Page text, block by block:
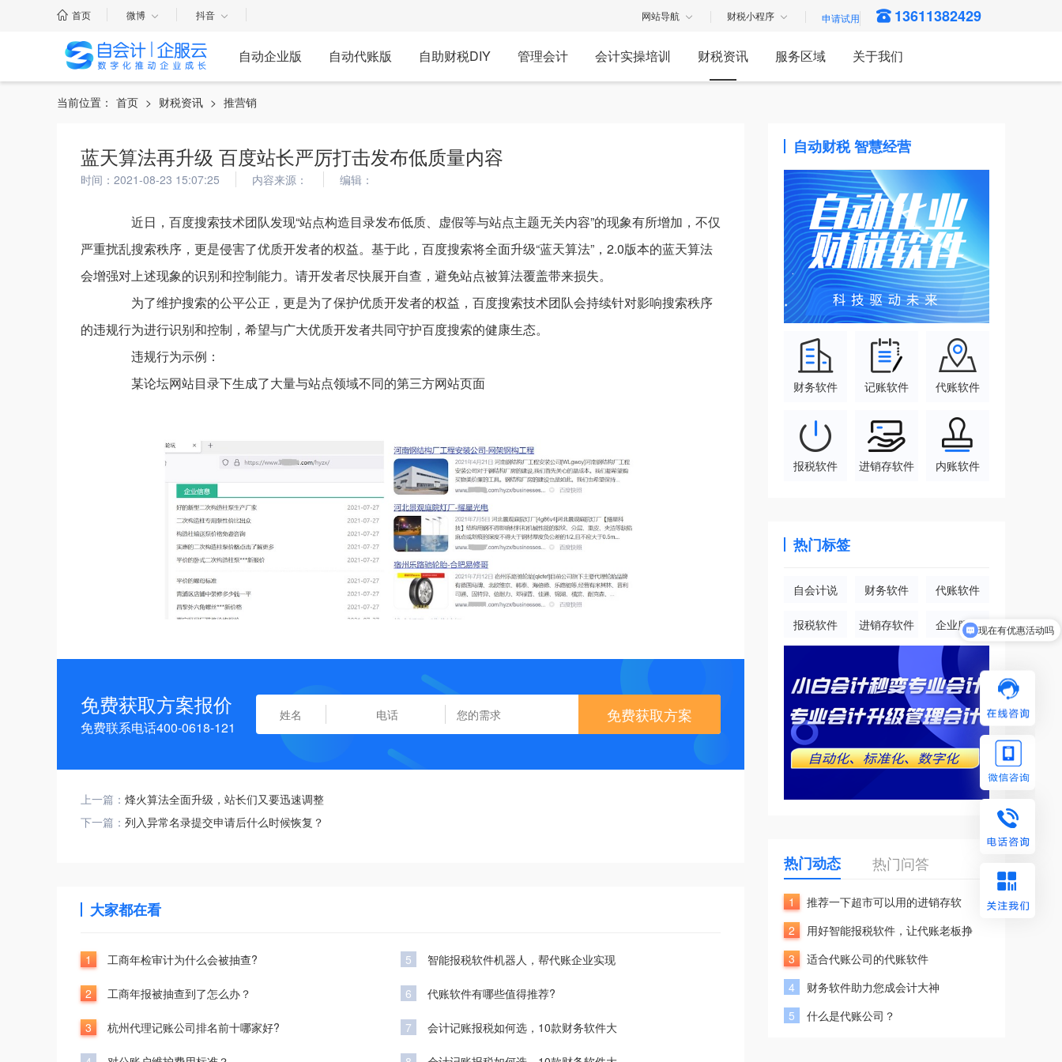
首页 微博 抖音 网站导航 财税小程序 13611382429
自动企业版 自动代账版 自助财税DIY 管理会计 会计实操培训 财税资讯 服务区域 关于我们
当前位置： 首页 > 财税资讯 > 推营销
蓝天算法再升级 百度站长严厉打击发布低质量内容
时间：2021-08-23 15:07:25 内容来源： 编辑：
近日，百度搜索技术团队发现“站点构造目录发布低质、虚假等与站点主题无关内容”的现象有所增加，不仅
严重扰乱搜索秩序，更是侵害了优质开发者的权益。基于此，百度搜索将全面升级“蓝天算法”，2.0版本的蓝天算法
会增强对上述现象的识别和控制能力。请开发者尽快展开自查，避免站点被算法覆盖带来损失。
为了维护搜索的公平公正，更是为了保护优质开发者的权益，百度搜索技术团队会持续针对影响搜索秩序
的违规行为进行识别和控制，希望与广大优质开发者共同守护百度搜索的健康生态。
违规行为示例：
某论坛网站目录下生成了大量与站点领域不同的第三方网站页面
免费获取方案报价
免费联系电话400-0618-121
免费获取方案
上一篇： 烽火算法全面升级，站长们又要迅速调整
下一篇： 列入异常名录提交申请后什么时候恢复？
大家都在看
1 工商年检审计为什么会被抽查?
2 工商年报被抽查到了怎么办？
3 杭州代理记账公司排名前十哪家好?
5 智能报税软件机器人，帮代账企业实现
6 代账软件有哪些值得推荐?
7 会计记账报税如何选，10款财务软件大
自动财税 智慧经营
财务软件 记账软件 代账软件
报税软件 进销存软件 内账软件
热门标签
自会计说 财务软件 代账软件
报税软件 进销存软件 企业服务
热门动态 热门问答
1
推荐一下超市可以用的进销存软
2
用好智能报税软件，让代账老板挣
3
适合代账公司的代账软件
4
财务软件助力您成会计大神
5
什么是代账公司？
现在有优惠活动吗